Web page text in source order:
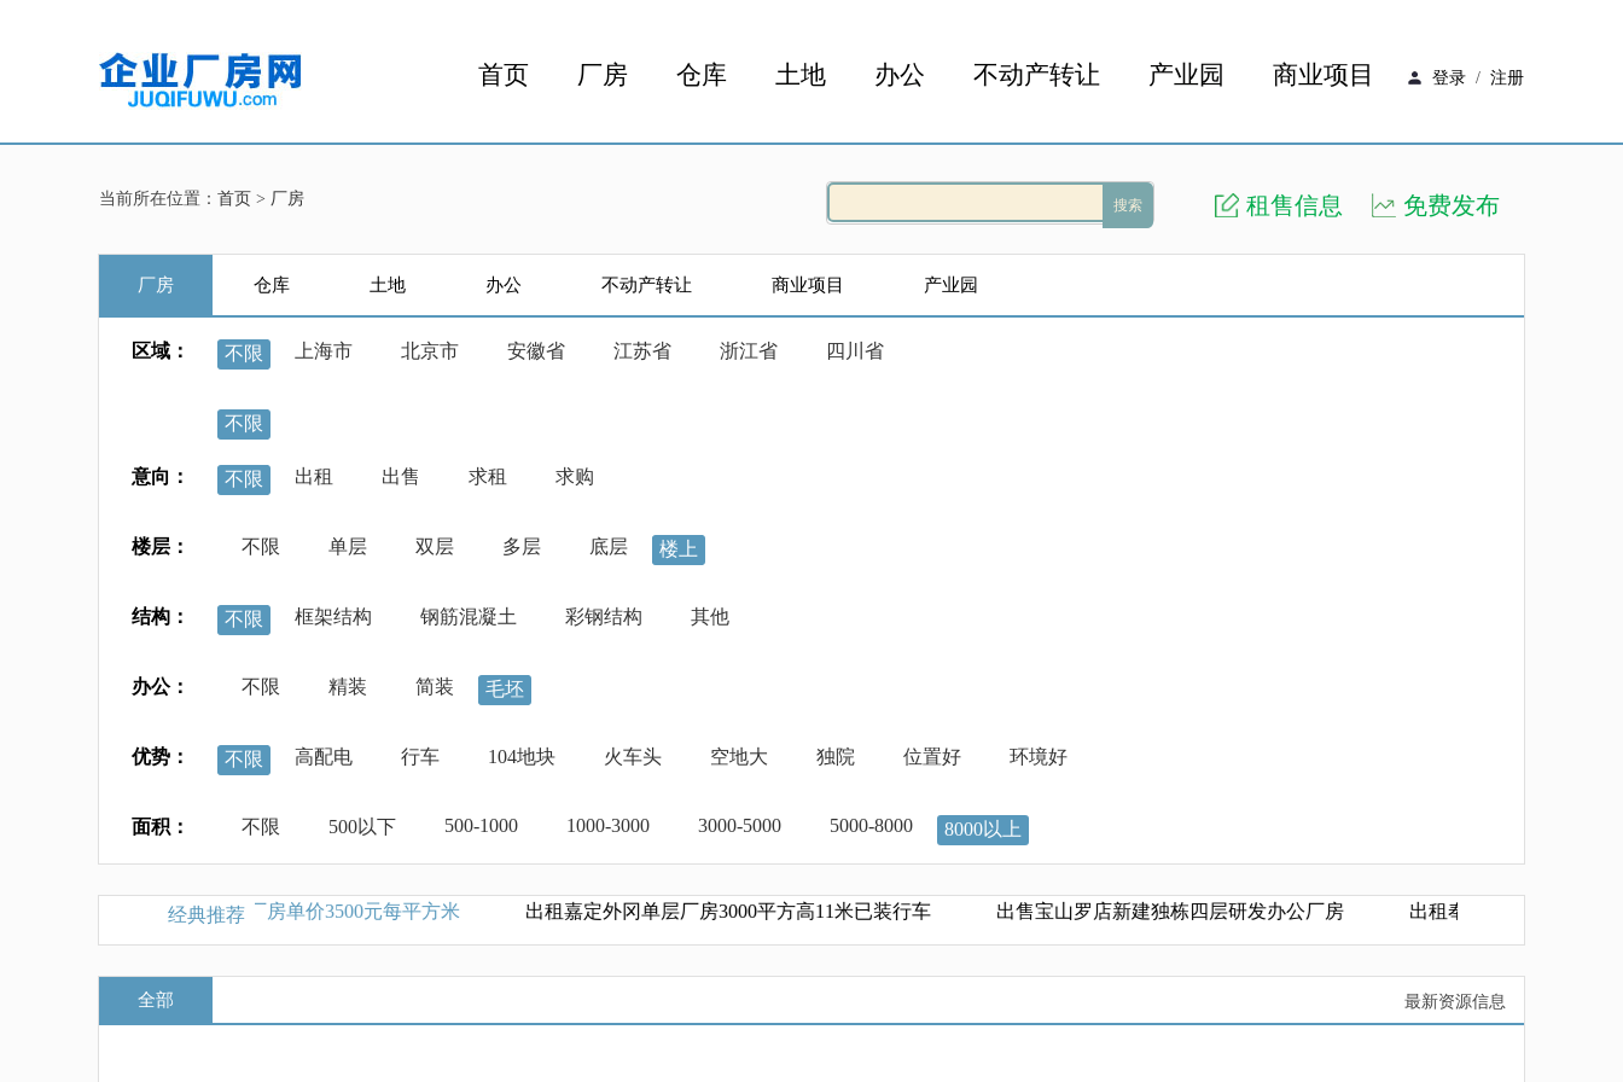
首页 厂房 仓库 土地 办公 不动产转让 产业园 商业项目 登录 / 注册
当前所在位置： 首页 > 厂房 租售信息 免费发布
搜索
厂房 仓库 土地 办公 不动产转让 商业项目 产业园
区域： 不限 上海市 北京市 安徽省 江苏省 浙江省 四川省
不限
意向： 不限 出租 出售 求租 求购
楼层： 不限 单层 双层 多层 底层 楼上
结构： 不限 框架结构 钢筋混凝土 彩钢结构 其他
办公： 不限 精装 简装 毛坯
优势： 不限 高配电 行车 104地块 火车头 空地大 独院 位置好 环境好
面积： 不限 500以下 500-1000 1000-3000 3000-5000 5000-8000 8000以上
经典推荐
安徽宣城独栋单层火车头厂房单价3500元每平方米 出租嘉定外冈单层厂房3000平方高11米已装行车 出售宝山罗店新建独栋四层研发办公厂房 出租奉贤南桥独院单层厂
全部 最新资源信息